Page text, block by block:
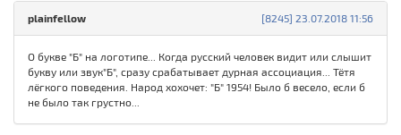
[8245] 23.07.2018 11:56
plainfellow
О букве "Б" на логотипе... Когда русский человек видит или слышит
букву или звук"Б", сразу срабатывает дурная ассоциация... Тётя
лёгкого поведения. Народ хохочет: "Б" 1954! Было б весело, если б
не было так грустно...